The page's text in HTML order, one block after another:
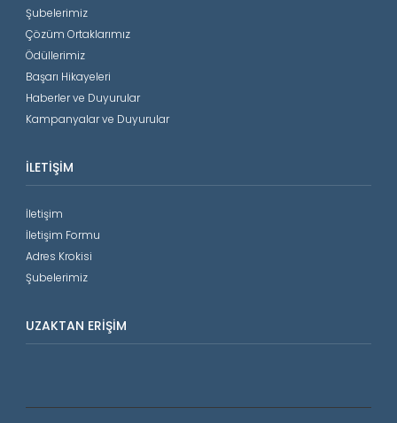
Şubelerimiz
Çözüm Ortaklarımız
Ödüllerimiz
Başarı Hikayeleri
Haberler ve Duyurular
Kampanyalar ve Duyurular
İLETIŞIM
İletişim
İletişim Formu
Adres Krokisi
Şubelerimiz
UZAKTAN ERIŞIM